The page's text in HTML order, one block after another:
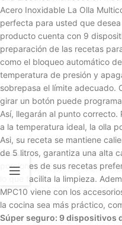
Acero Inoxidable La Olla
perfecta para usted que
producto cuenta con 9
preparación de las recetas
como el bloqueo automático
temperatura de presión y
sobrepasa el límite adecuado.
girar un botón puede
Así, llegarán al punto correcto.
a la temperatura ideal, la olla
Asi, su receta se mantiene
de 5 litros, garantiza una alta
porciones de sus recetas
lo que facilita la limpieza.
MPC10 viene con los
la cocina sea más práctico,
Súper seguro: 9 dispositivos